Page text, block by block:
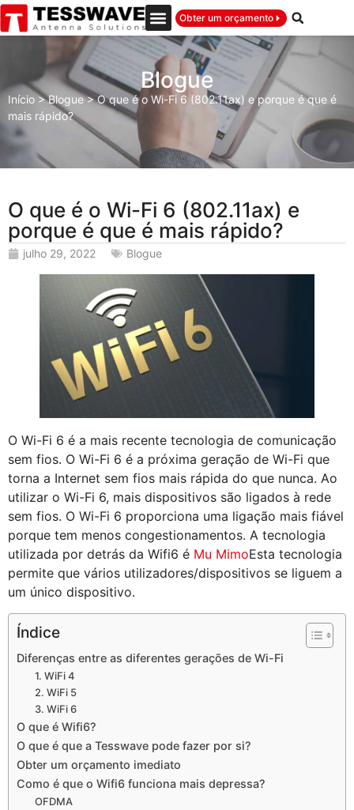
Obter um orçamento
Blogue
Início>Blogue>O que é o Wi-Fi 6 (802.11ax) e porque é que é
mais rápido?
O que é o Wi-Fi 6 (802.11ax) e
porque é que é mais rápido?
julho 29, 2022 Blogue
O Wi-Fi 6 é a mais recente tecnologia de comunicação
sem fios. O Wi-Fi 6 é a próxima geração de Wi-Fi que
torna a Internet sem fios mais rápida do que nunca. Ao
utilizar o Wi-Fi 6, mais dispositivos são ligados à rede
sem fios. O Wi-Fi 6 proporciona uma ligação mais fiável
porque tem menos congestionamentos. A tecnologia
utilizada por detrás da Wifi6 é Mu MimoEsta tecnologia
permite que vários utilizadores/dispositivos se liguem a
um único dispositivo.
Índice
Diferenças entre as diferentes gerações de Wi-Fi
1. WiFi 4
2. WiFi 5
3. WiFi 6
O que é Wifi6?
O que é que a Tesswave pode fazer por si?
Obter um orçamento imediato
Como é que o Wifi6 funciona mais depressa?
OFDMA